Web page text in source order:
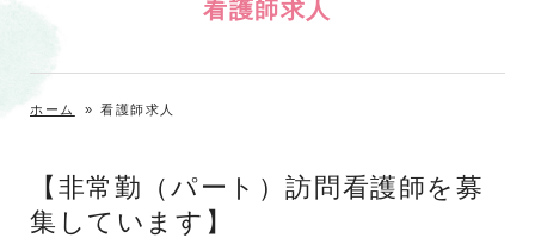
看護師求人
ホーム » 看護師求人
【非常勤（パート）訪問看護師を募
集しています】